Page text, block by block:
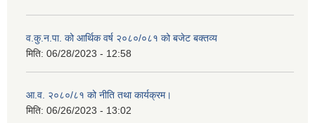
व.कु.न.पा. को आर्थिक वर्ष २०८०/०८१ को बजेट बक्तव्य
मिति: 06/28/2023 - 12:58
आ.व. २०८०/८१ को नीति तथा कार्यक्रम।
मिति: 06/26/2023 - 13:02